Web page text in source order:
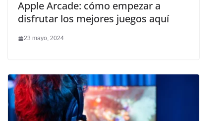
Apple Arcade: cómo empezar a
disfrutar los mejores juegos aquí
23 mayo, 2024